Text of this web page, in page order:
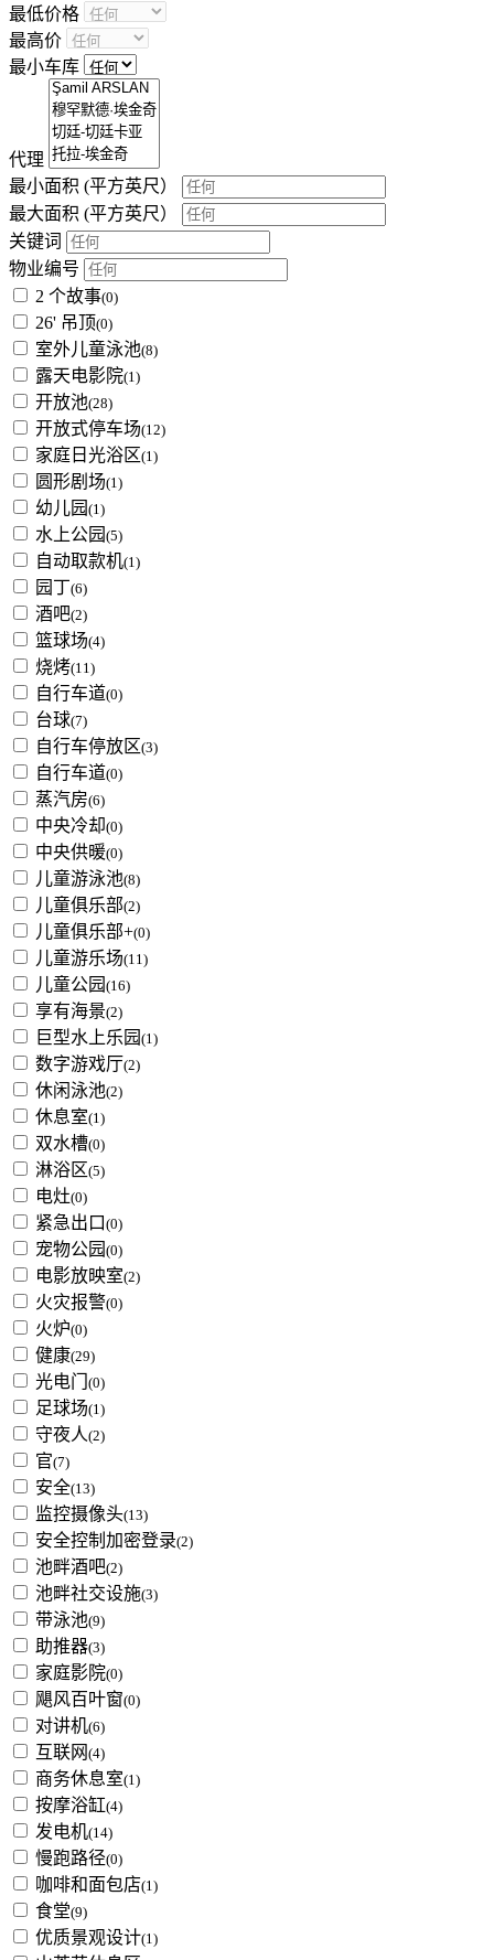
最低价格
最高价
最小车库
代理
最小面积 (平方英尺）
最大面积 (平方英尺）
关键词
物业编号
2 个故事(0)
26' 吊顶(0)
室外儿童泳池(8)
露天电影院(1)
开放池(28)
开放式停车场(12)
家庭日光浴区(1)
圆形剧场(1)
幼儿园 (1)
水上公园 (5)
自动取款机(1)
园丁(6)
酒吧(2)
篮球场(4)
烧烤(11)
自行车道(0)
台球(7)
自行车停放区(3)
自行车道(0)
蒸汽房(6)
中央冷却(0)
中央供暖(0)
儿童游泳池(8)
儿童俱乐部(2)
儿童俱乐部+(0)
儿童游乐场(11)
儿童公园 (16)
享有海景(2)
巨型水上乐园 (1)
数字游戏厅(2)
休闲泳池(2)
休息室(1)
双水槽(0)
淋浴区(5)
电灶(0)
紧急出口 (0)
宠物公园 (0)
电影放映室(2)
火灾报警(0)
火炉(0)
健康(29)
光电门 (0)
足球场(1)
守夜人(2)
官(7)
安全(13)
监控摄像头(13)
安全控制加密登录(2)
池畔酒吧(2)
池畔社交设施(3)
带泳池(9)
助推器(3)
家庭影院(0)
飓风百叶窗(0)
对讲机(6)
互联网 (4)
商务休息室(1)
按摩浴缸(4)
发电机(14)
慢跑路径(0)
咖啡和面包店(1)
食堂(9)
优质景观设计(1)